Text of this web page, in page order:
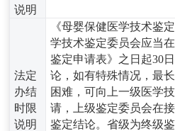
说明
法定
办结
时限
说明
《母婴保健医学技术鉴
学技术鉴定委员会应当
鉴定申请表》之日起30
论，如有特殊情况，最
困难，可向上一级医学
请，上级鉴定委员会在
鉴定结论。省级为终级